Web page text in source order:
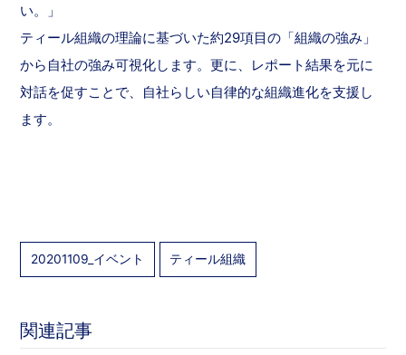
い。」
ティール組織の理論に基づいた約29項目の「組織の強み」
から自社の強み可視化します。更に、レポート結果を元に
対話を促すことで、自社らしい自律的な組織進化を支援し
ます。
20201109_イベント ティール組織
関連記事